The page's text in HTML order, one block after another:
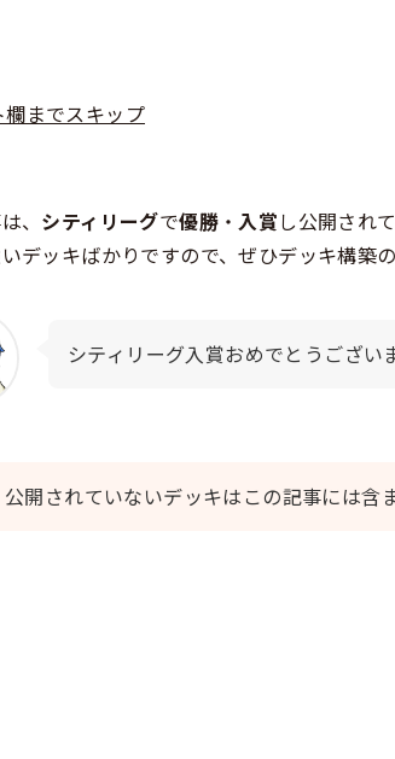
欄までスキップ
、 シティリーグで優勝 ・ 入賞し公開され
デッキばかりですので、ぜひデッキ構築
シティリーグ入賞おめでとうござい
公開されていないデッキはこの記事には含